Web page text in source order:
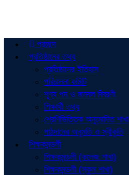
প্রচ্ছদ
প্রতিষ্ঠানের তথ্য
প্রতিষ্ঠানের ইতিহাস
পরিচালনা কমিটি
শূণ্য পদ ও জনবল বিবরণী
শিক্ষার্থী তথ্য
শ্রেণিভিত্তিক অনুমোদিত শাখা
পাঠদানের অনুমতি ও স্বীকৃতি
শিক্ষকমন্ডলী
শিক্ষকমন্ডলী (কলেজ শাখা)
শিক্ষকমন্ডলী (স্কুল শাখা)